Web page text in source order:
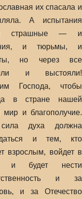
их спасала и
А испытания
страшные — и
и тюрьмы, и
но через все
и выстояли!
Господа, чтобы
в стране нашей
мир и благополучие.
духа должна
и тем, кто
взрослым, войдет в
и будет нести
и за
и за Отечество